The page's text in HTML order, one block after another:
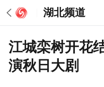
湖北频道
江城栾树开花
演秋日大剧